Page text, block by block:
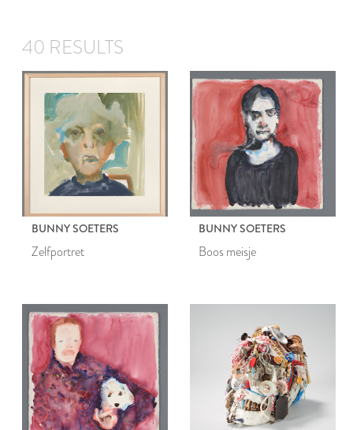
40 RESULTS
BUNNY SOETERS
Zelfportret
BUNNY SOETERS
Boos meisje